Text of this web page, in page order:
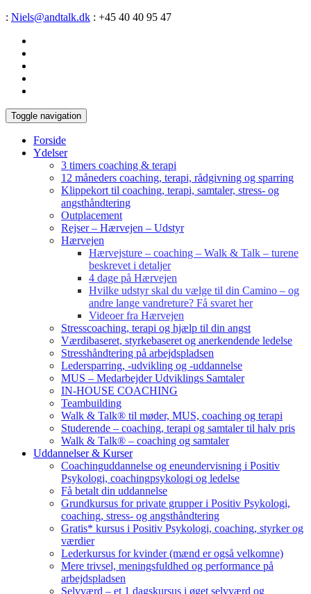
: Niels@andtalk.dk : +45 40 40 95 47
Toggle navigation
Forside
Ydelser
3 timers coaching & terapi
12 måneders coaching, terapi, rådgivning og sparring
Klippekort til coaching, terapi, samtaler, stress- og
angsthåndtering
Outplacement
Rejser – Hærvejen – Udstyr
Hærvejen
Hærvejsture – coaching – Walk & Talk – turene
beskrevet i detaljer
4 dage på Hærvejen
Hvilke udstyr skal du vælge til din Camino – og
andre lange vandreture? Få svaret her
Videoer fra Hærvejen
Stresscoaching, terapi og hjælp til din angst
Værdibaseret, styrkebaseret og anerkendende ledelse
Stresshåndtering på arbejdspladsen
Ledersparring, -udvikling og -uddannelse
MUS – Medarbejder Udviklings Samtaler
IN-HOUSE COACHING
Teambuilding
Walk & Talk® til møder, MUS, coaching og terapi
Studerende – coaching, terapi og samtaler til halv pris
Walk & Talk® – coaching og samtaler
Uddannelser & Kurser
Coachinguddannelse og eneundervisning i Positiv
Psykologi, coachingpsykologi og ledelse
Få betalt din uddannelse
Grundkursus for private grupper i Positiv Psykologi,
coaching, stress- og angsthåndtering
Gratis* kursus i Positiv Psykologi, coaching, styrker og
værdier
Lederkursus for kvinder (mænd er også velkomne)
Mere trivsel, meningsfuldhed og performance på
arbejdspladsen
Selvværd – et 1 dagskursus i øget selvværd og